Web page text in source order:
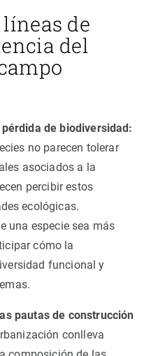
de
del
de biodiversidad:
no parecen tolerar
asociados a la
percibir estos
ecológicas.
una especie sea más
cómo la
funcional y
pautas de construcción
conlleva